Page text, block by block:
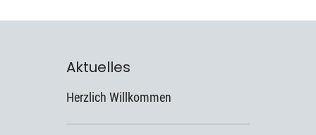
Aktuelles
Herzlich Willkommen